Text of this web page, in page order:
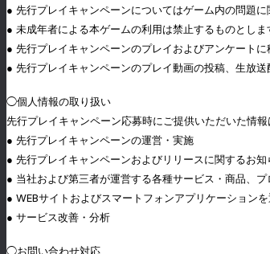
● 先行プレイキャンペーンについてはゲーム内の問題に
● 未成年者による本ゲームの利用は禁止するものとしま
● 先行プレイキャンペーンのプレイおよびアンケートに
● 先行プレイキャンペーンのプレイ動画の投稿、生放
◯個人情報の取り扱い
先行プレイキャンペーン応募時にご提供いただいた情
● 先行プレイキャンペーンの運営・実施
● 先行プレイキャンペーンおよびリリースに関するお知
● 当社および第三者が運営する各種サービス・商品、
● WEBサイトおよびスマートフォンアプリケーション
● サービス改善・分析
◯お問い合わせ対応